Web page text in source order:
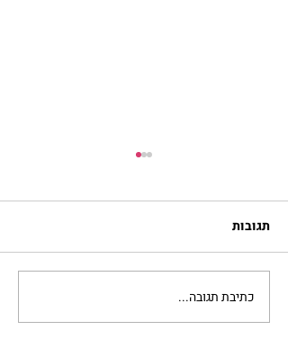
לחיות את המסע שלי | נורית
אילון הירש
תגובות
כתיבת תגובה...